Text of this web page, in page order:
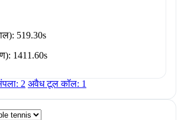
519.30s
1411.60s
2 अवैध टूल कॉल: 1